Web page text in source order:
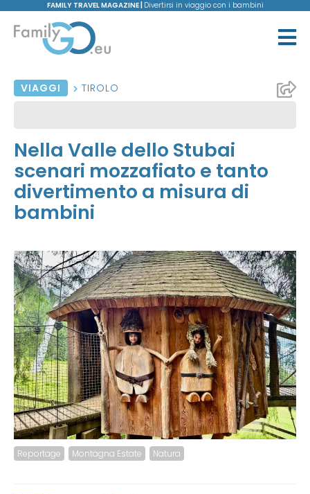
FAMILY TRAVEL MAGAZINE | Divertirsi in viaggio con i bambini
VIAGGI TIROLO
Nella Valle dello Stubai
scenari mozzafiato e tanto
divertimento a misura di
bambini
Reportage Montagna Estate Natura